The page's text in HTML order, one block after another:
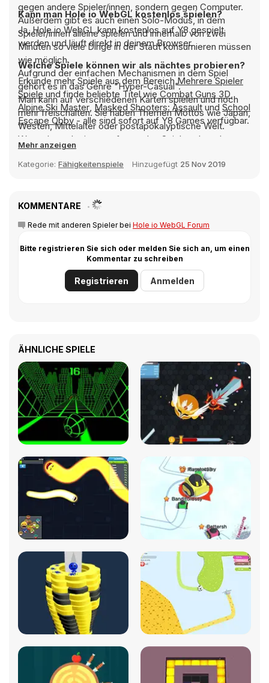
gegen andere Spieler/innen, sondern gegen Computer.
Außerdem gibt es auch einen Solo-Modus, in dem
Spieler/innen alleine spielen und innerhalb von zwei
Minuten so viele Dinge in der Stadt konsumieren müssen
wie möglich.
Aufgrund der einfachen Mechanismen in dem Spiel
gehört es in das Genre "Hyper-Casual".
Man kann auf verschiedenen Karten spielen und noch
mehr freischalten. Sie haben Themen Mottos wie Japan,
Westen, Mittelalter oder postapokalyptische Welt.
Wenn du nach einem aufregenden Spiel suchst, das
Physikpuzzle und Battle-Royale-Mechanismen
verbindet, ist Hole.io eine exzellente Wahl. Mit seinem
Habe viel Spaß mit Hole.io auf Y8. com!
Kann man Hole io WebGL kostenlos spielen?
Ja, Hole io WebGL kann kostenlos auf Y8 gespielt
werden und läuft direkt in deinem Browser.
Welche Spiele können wir als nächtes probieren?
Erkunde mehr Spiele aus dem BereichMehrere Spieler
Spiele und finde beliebte Titel wie Combat Guns 3D,
Alpine Ski Master, Masked Shooters: Assault und School
Escape Obby - alle sind sofort auf Y8 Games verfügbar.
Mehr anzeigen
Kategorie: Fähigkeitenspiele Hinzugefügt 25 Nov 2019
KOMMENTARE
Rede mit anderen Spieler bei Hole io WebGL Forum
Bitte registrieren Sie sich oder melden Sie sich an, um einen
Kommentar zu schreiben
Registrieren Anmelden
ÄHNLICHE SPIELE